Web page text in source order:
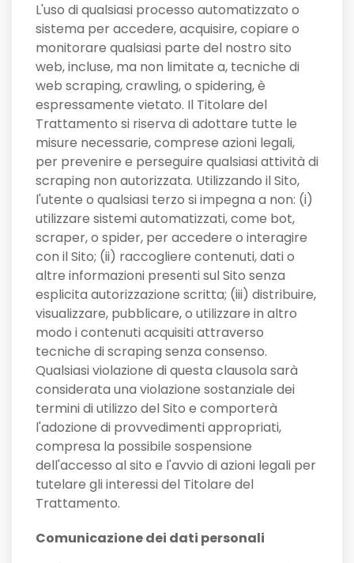
L'uso di qualsiasi processo automatizzato o
sistema per accedere, acquisire, copiare o
monitorare qualsiasi parte del nostro sito
web, incluse, ma non limitate a, tecniche di
web scraping, crawling, o spidering, è
espressamente vietato. Il Titolare del
Trattamento si riserva di adottare tutte le
misure necessarie, comprese azioni legali,
per prevenire e perseguire qualsiasi attività di
scraping non autorizzata. Utilizzando il Sito,
l'utente o qualsiasi terzo si impegna a non: (i)
utilizzare sistemi automatizzati, come bot,
scraper, o spider, per accedere o interagire
con il Sito; (ii) raccogliere contenuti, dati o
altre informazioni presenti sul Sito senza
esplicita autorizzazione scritta; (iii) distribuire,
visualizzare, pubblicare, o utilizzare in altro
modo i contenuti acquisiti attraverso
tecniche di scraping senza consenso.
Qualsiasi violazione di questa clausola sarà
considerata una violazione sostanziale dei
termini di utilizzo del Sito e comporterà
l'adozione di provvedimenti appropriati,
compresa la possibile sospensione
dell'accesso al sito e l'avvio di azioni legali per
tutelare gli interessi del Titolare del
Trattamento.
Comunicazione dei dati personali